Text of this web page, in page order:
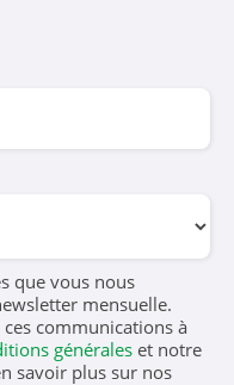
que vous nous
mensuelle.
communications à
générales et notre
savoir plus sur nos